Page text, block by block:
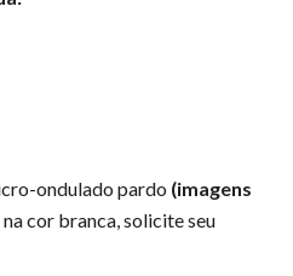
ondulado pardo (imagens
cor branca, solicite seu